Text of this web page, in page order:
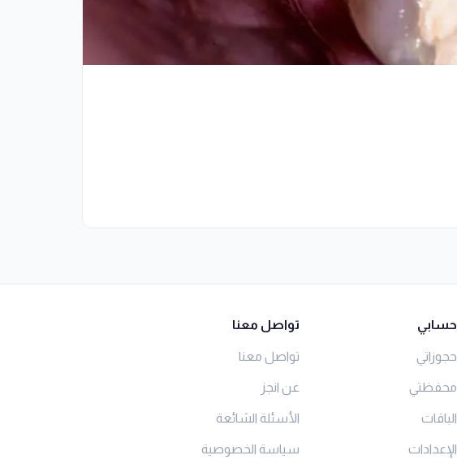
حسابي
حجوزاتي
محفظتي
الباقات
الإعدادات
تواصل معنا
تواصل معنا
عن انجز
الأسئلة الشائعة
سياسة الخصوصية